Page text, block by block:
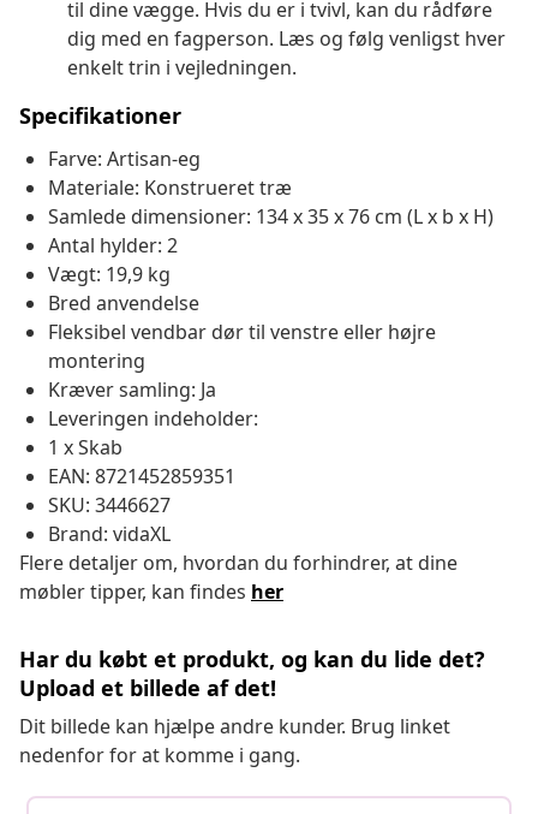
til dine vægge. Hvis du er i tvivl, kan du rådføre
dig med en fagperson. Læs og følg venligst hver
enkelt trin i vejledningen.
Specifikationer
Farve: Artisan-eg
Materiale: Konstrueret træ
Samlede dimensioner: 134 x 35 x 76 cm (L x b x H)
Antal hylder: 2
Vægt: 19,9 kg
Bred anvendelse
Fleksibel vendbar dør til venstre eller højre
montering
Kræver samling: Ja
Leveringen indeholder:
1 x Skab
EAN: 8721452859351
SKU: 3446627
Brand: vidaXL
Flere detaljer om, hvordan du forhindrer, at dine
møbler tipper, kan findes her
Har du købt et produkt, og kan du lide det?
Upload et billede af det!
Dit billede kan hjælpe andre kunder. Brug linket
nedenfor for at komme i gang.